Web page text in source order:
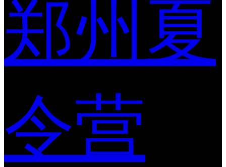
郑州夏
令营